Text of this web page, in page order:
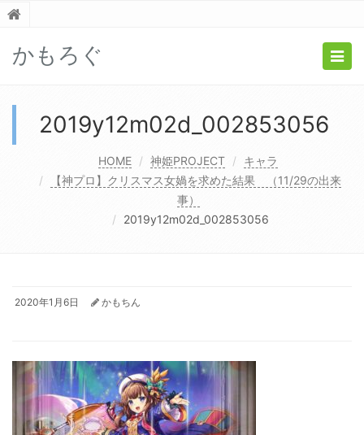
かもろぐ
2019y12m02d_002853056
HOME 神姫PROJECT
キャラ
【神プロ】クリスマス女媧を求めた結果 （11/29の出来
事）
2019y12m02d_002853056
2020年1月6日 かもちん